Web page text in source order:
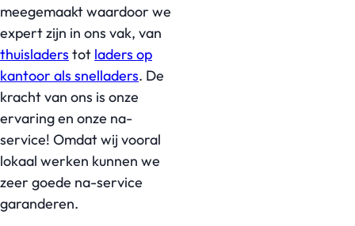
meegemaakt waardoor we
expert zijn in ons vak, van
thuisladers tot laders op
kantoor als snelladers. De
kracht van ons is onze
ervaring en onze na-
service! Omdat wij vooral
lokaal werken kunnen we
zeer goede na-service
garanderen.